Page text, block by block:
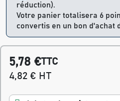
réduction).
Votre panier totalisera 6
convertis en un bon d'achat
5,78 €TTC
4,82 € HT